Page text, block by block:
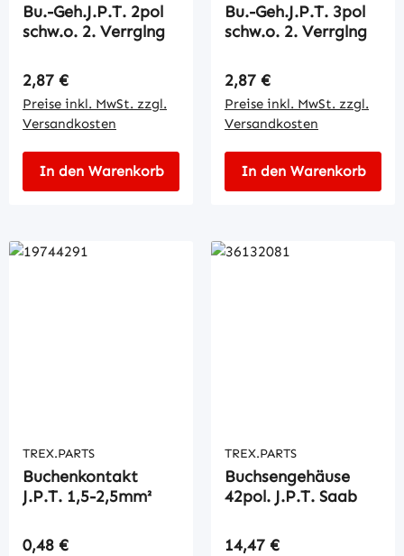
Bu.-Geh.J.P.T. 2pol
schw.o. 2. Verrglng
Regulärer Preis:
2,87 €
Preise inkl. MwSt. zzgl.
Versandkosten
In den Warenkorb
Bu.-Geh.J.P.T. 3pol
schw.o. 2. Verrglng
Regulärer Preis:
2,87 €
Preise inkl. MwSt. zzgl.
Versandkosten
In den Warenkorb
TREX.PARTS
Buchenkontakt
J.P.T. 1,5-2,5mm²
Regulärer Preis:
0,48 €
TREX.PARTS
Buchsengehäuse
42pol. J.P.T. Saab
Regulärer Preis:
14,47 €